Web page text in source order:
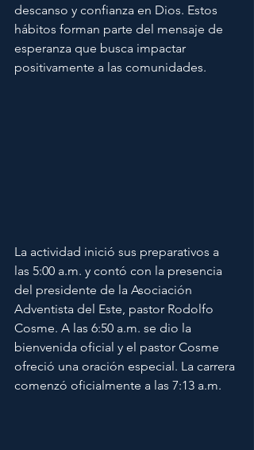
descanso y confianza en Dios. Estos
hábitos forman parte del mensaje de
esperanza que busca impactar
positivamente a las comunidades.
La actividad inició sus preparativos a
las 5:00 a.m. y contó con la presencia
del presidente de la Asociación
Adventista del Este, pastor Rodolfo
Cosme. A las 6:50 a.m. se dio la
bienvenida oficial y el pastor Cosme
ofreció una oración especial. La carrera
comenzó oficialmente a las 7:13 a.m.